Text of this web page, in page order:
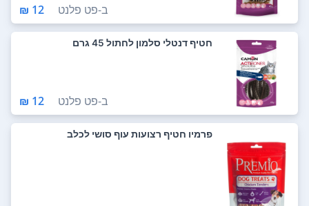
ב-פט פלנט 12 ₪
חטיף דנטלי סלמון לחתול 45 גרם
ב-פט פלנט 12 ₪
פרמיו חטיף רצועות עוף סושי לכלב